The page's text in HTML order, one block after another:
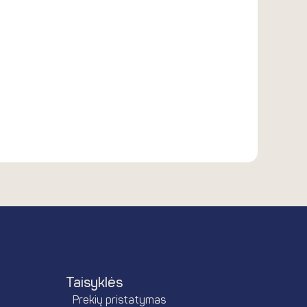
Taisyklės
Prekių pristatymas